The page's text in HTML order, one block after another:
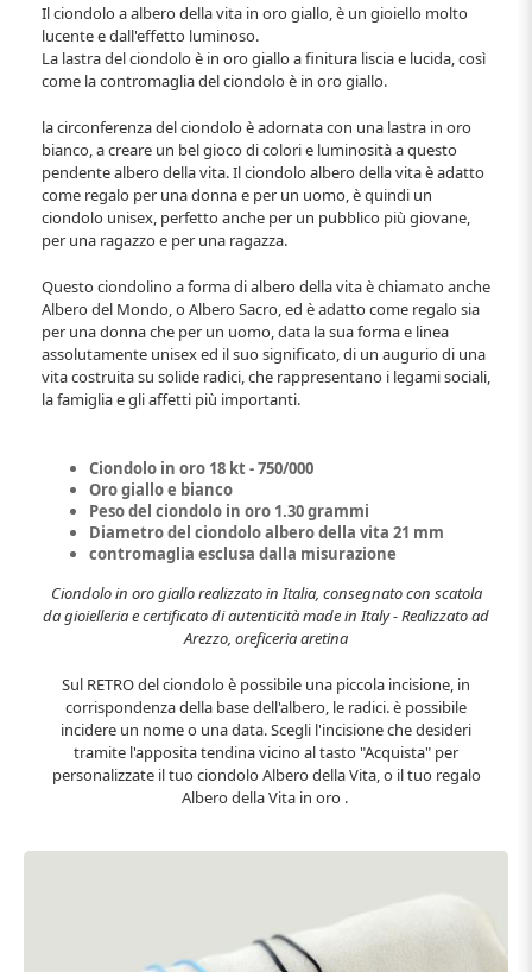
Il ciondolo a albero della vita in oro giallo, è un gioiello molto
lucente e dall'effetto luminoso.
La lastra del ciondolo è in oro giallo a finitura liscia e lucida, così
come la contromaglia del ciondolo è in oro giallo.
la circonferenza del ciondolo è adornata con una lastra in oro
bianco, a creare un bel gioco di colori e luminosità a questo
pendente albero della vita. Il ciondolo albero della vita è adatto
come regalo per una donna e per un uomo, è quindi un
ciondolo unisex, perfetto anche per un pubblico più giovane,
per una ragazzo e per una ragazza.
Questo ciondolino a forma di albero della vita è chiamato anche
Albero del Mondo, o Albero Sacro, ed è adatto come regalo sia
per una donna che per un uomo, data la sua forma e linea
assolutamente unisex ed il suo significato, di un augurio di una
vita costruita su solide radici, che rappresentano i legami sociali,
la famiglia e gli affetti più importanti.
Ciondolo in oro 18 kt - 750/000
Oro giallo e bianco
Peso del ciondolo in oro 1.30 grammi
Diametro del ciondolo albero della vita 21 mm
contromaglia esclusa dalla misurazione
Ciondolo in oro giallo realizzato in Italia, consegnato con scatola
da gioielleria e certificato di autenticità made in Italy -Realizzato ad
Arezzo, oreficeria aretina
Sul RETRO del ciondolo è possibile una piccola incisione, in
corrispondenza della base dell'albero, le radici. è possibile
incidere un nome o una data. Scegli l'incisione che desideri
tramite l'apposita tendina vicino al tasto "Acquista" per
personalizzate il tuo ciondolo Albero della Vita, o il tuo regalo
Albero della Vita in oro .